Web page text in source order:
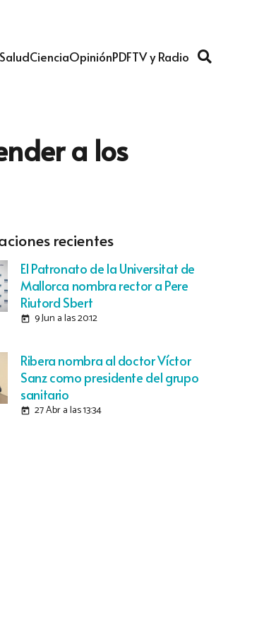
CienciaOpiniónPDFTV y Radio
a los
recientes
El Patronato de la Universitat de
Mallorca nombra rector a Pere
Riutord Sbert
today 9 Jun a las 20:12
Ribera nombra al doctor Víctor
Sanz como presidente del grupo
sanitario
today 27 Abr a las 13:34